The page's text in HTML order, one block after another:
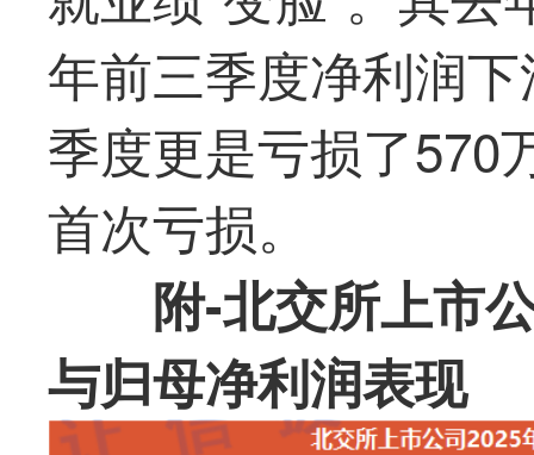
年前三季度净利润
季度更是亏损了570
首次亏损。
附-北交所上市
与归母净利润表现